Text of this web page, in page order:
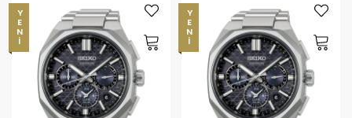
YENI YENI